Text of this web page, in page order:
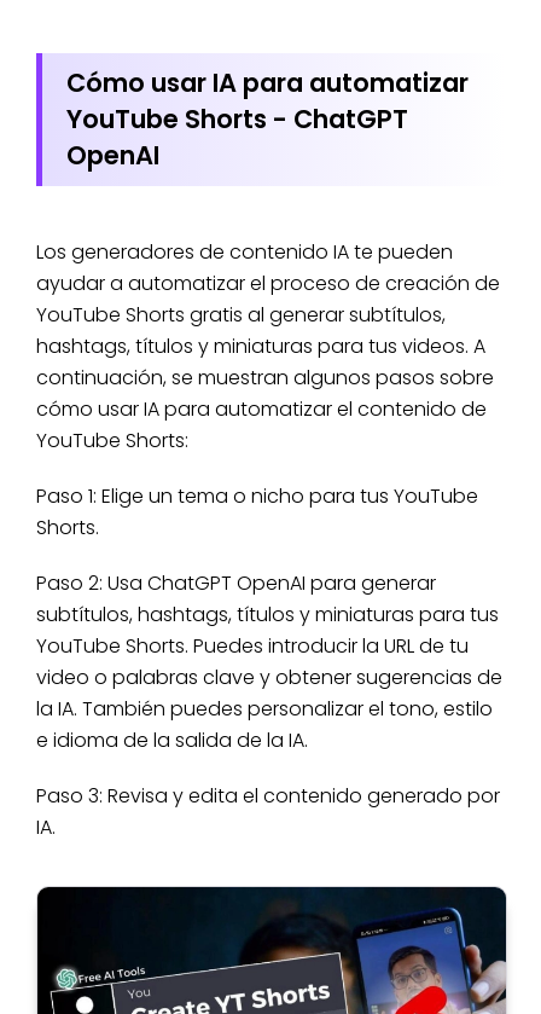
Cómo usar IA para automatizar
YouTube Shorts - ChatGPT
OpenAI
Los generadores de contenido IA te pueden
ayudar a automatizar el proceso de creación de
YouTube Shorts gratis al generar subtítulos,
hashtags, títulos y miniaturas para tus videos. A
continuación, se muestran algunos pasos sobre
cómo usar IA para automatizar el contenido de
YouTube Shorts:
Paso 1: Elige un tema o nicho para tus YouTube
Shorts.
Paso 2: Usa ChatGPT OpenAI para generar
subtítulos, hashtags, títulos y miniaturas para tus
YouTube Shorts. Puedes introducir la URL de tu
video o palabras clave y obtener sugerencias de
la IA. También puedes personalizar el tono, estilo
e idioma de la salida de la IA.
Paso 3: Revisa y edita el contenido generado por
IA.